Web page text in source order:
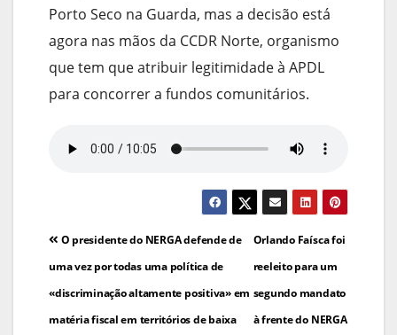
Porto Seco na Guarda, mas a decisão está
agora nas mãos da CCDR Norte, organismo
que tem que atribuir legitimidade à APDL
para concorrer a fundos comunitários.
Navegação
de
artigos
Orlando Faísca foi
reeleito para um
segundo mandato
à frente do NERGA
O presidente do NERGA defende de
uma vez por todas uma política de
«discriminação altamente positiva» em
matéria fiscal em territórios de baixa